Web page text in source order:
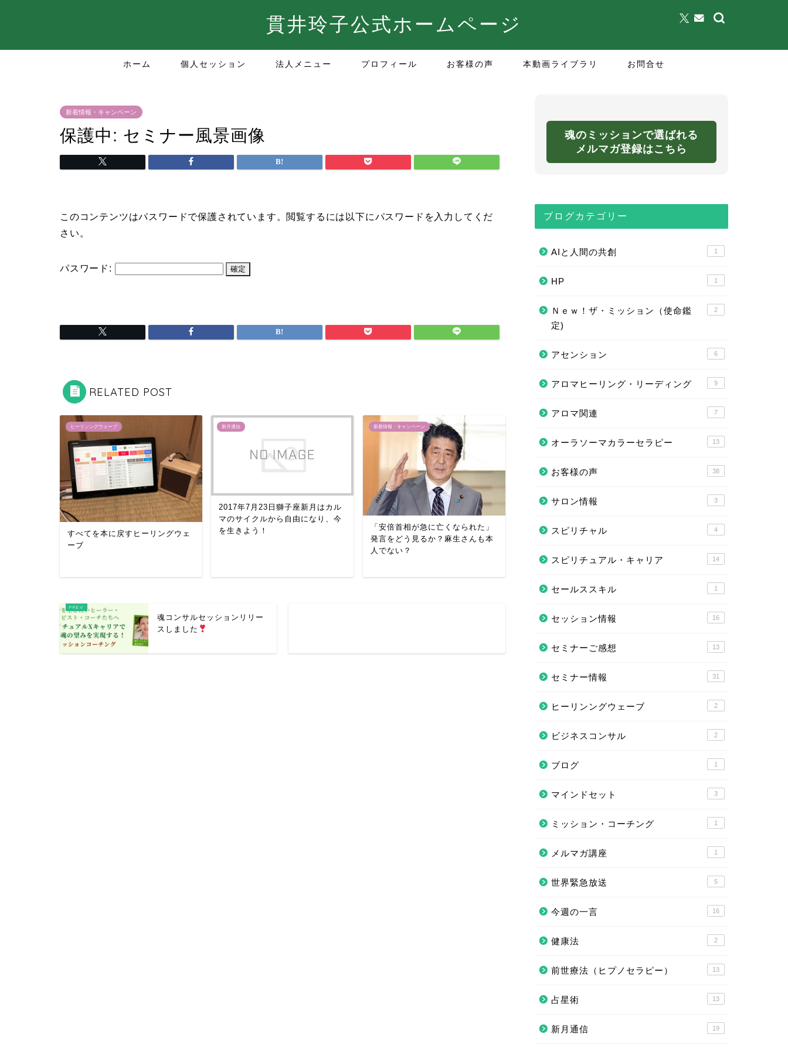
貫井玲子公式ホームページ
ホーム 個人セッション 法人メニュー プロフィール お客様の声 本動画ライブラリ お問合せ
新着情報・キャンペーン
保護中: セミナー風景画像
このコンテンツはパスワードで保護されています。閲覧するには以下にパスワードを入力してくだ
さい。
パスワード:
RELATED POST
ヒーリンングウェーブ
すべてを本に戻すヒーリングウェ
ーブ
新月通信
2017年7月23日獅子座新月はカル
マのサイクルから自由になり、今
を生きよう！
新着情報・キャンペーン
「安倍首相が急に亡くなられた」
発言をどう見るか？麻生さんも本
人でない？
魂コンサルセッションリリー
スしました
魂のミッションで選ばれる
メルマガ登録はこちら
ブログカテゴリー
AIと人間の共創 1
HP 1
Ｎｅｗ！ザ・ミッション（使命鑑
定)
2
アセンション 6
アロマヒーリング・リーディング 9
アロマ関連 7
オーラソーマカラーセラピー 13
お客様の声 38
サロン情報 3
スピリチャル 4
スピリチュアル・キャリア 14
セールススキル 1
セッション情報 16
セミナーご感想 13
セミナー情報 31
ヒーリンングウェーブ 2
ビジネスコンサル 2
ブログ 1
マインドセット 3
ミッション・コーチング 1
メルマガ講座 1
世界緊急放送 5
今週の一言 16
健康法 2
前世療法（ヒプノセラピー） 13
占星術 13
新月通信 19